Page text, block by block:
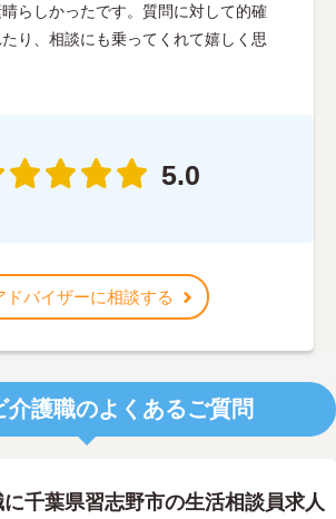
らしかったです。質問に対して的確
り、相談にも乗ってくれて嬉しく思
5.0
ドバイザーに相談する
介護職のよくあるご質問
千葉県習志野市の生活相談員求人